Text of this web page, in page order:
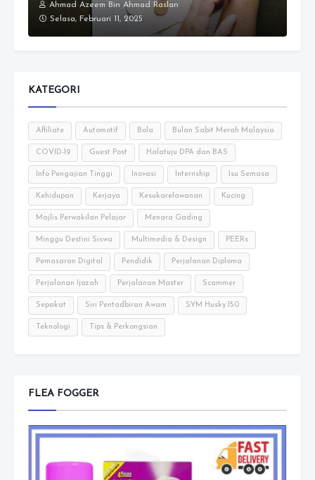
Ahmad Azeem Bin Ahmad Raslan
Selasa, Februari 11, 2025
KATEGORI
Affiliate Automotif Bola Bulan Sabit Merah Malaysia
COVID-19 Guest Post Halatuju DPA dan BAS
Info Pengajian Tinggi Inovasi Internship Isu Semasa
Kehidupan Kerjaya Kesukarelawanan Kucing
Majlis Perwakilan Pelajar Menara Gading
Minggu Destini Siswa Multimedia & Design PEERs
Pemasaran Digital Pendidik Perjalanan Diploma
Perjalanan Ijazah Perjalanan Master Scammer
Sepakat Siri Pentadbiran Awam SYM Husky 150
Teknologi Tips & Perkongsian
FLEA FOGGER